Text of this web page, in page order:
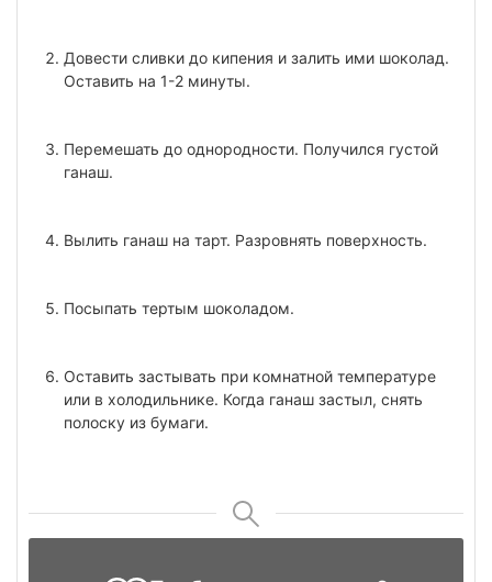
Довести сливки до кипения и залить ими шоколад.
Оставить на 1-2 минуты.
Перемешать до однородности. Получился густой
ганаш.
Вылить ганаш на тарт. Разровнять поверхность.
Посыпать тертым шоколадом.
Оставить застывать при комнатной температуре
или в холодильнике. Когда ганаш застыл, снять
полоску из бумаги.